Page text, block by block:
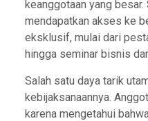
keanggotaan yang
mendapatkan akses ke
eksklusif, mulai dari
hingga seminar bisnis
Salah satu daya tarik
kebijaksanaannya.
karena mengetahui